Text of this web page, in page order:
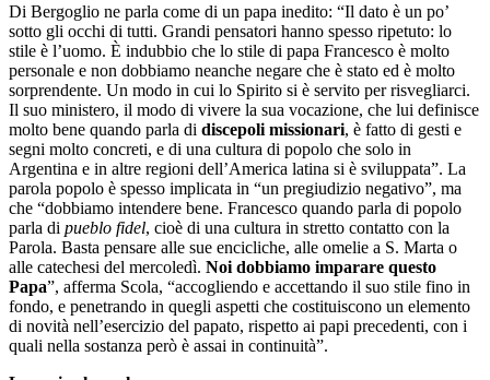
Di Bergoglio ne parla come di un papa inedito: “Il dato è un po’
sotto gli occhi di tutti. Grandi pensatori hanno spesso ripetuto: lo
stile è l’uomo. È indubbio che lo stile di papa Francesco è molto
personale e non dobbiamo neanche negare che è stato ed è molto
sorprendente. Un modo in cui lo Spirito si è servito per risvegliarci.
Il suo ministero, il modo di vivere la sua vocazione, che lui definisce
molto bene quando parla di discepoli missionari, è fatto di gesti e
segni molto concreti, e di una cultura di popolo che solo in
Argentina e in altre regioni dell’America latina si è sviluppata”. La
parola popolo è spesso implicata in “un pregiudizio negativo”, ma
che “dobbiamo intendere bene. Francesco quando parla di popolo
parla di pueblo fidel, cioè di una cultura in stretto contatto con la
Parola. Basta pensare alle sue encicliche, alle omelie a S. Marta o
alle catechesi del mercoledì. Noi dobbiamo imparare questo
Papa”, afferma Scola, “accogliendo e accettando il suo stile fino in
fondo, e penetrando in quegli aspetti che costituiscono un elemento
di novità nell’esercizio del papato, rispetto ai papi precedenti, con i
quali nella sostanza però è assai in continuità”.